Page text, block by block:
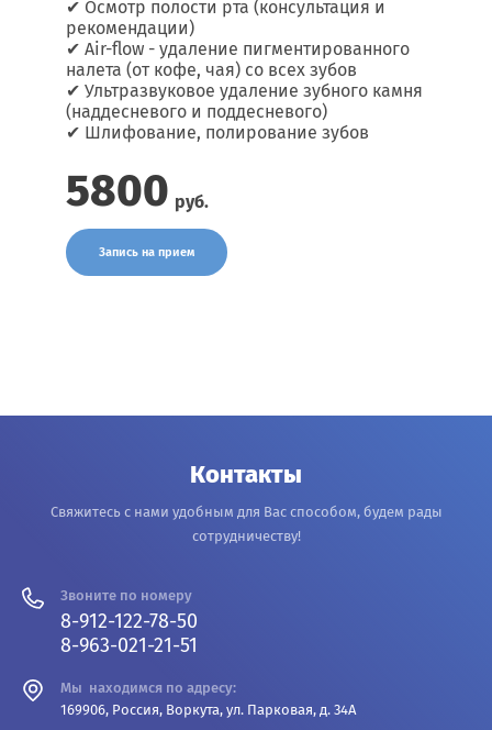
✔ Осмотр полости рта (консультация и
рекомендации)
✔ Air-flow - удаление пигментированного
налета (от кофе, чая) со всех зубов
✔ Ультразвуковое удаление зубного камня
(наддесневого и поддесневого)
✔ Шлифование, полирование зубов
5800 руб.
Запись на прием
Контакты
Свяжитесь с нами удобным для Вас способом, будем рады
сотрудничеству!
Звоните по номеру
8-912-122-78-50
8-963-021-21-51
Мы находимся по адресу:
169906, Россия, Воркута, ул. Парковая, д. 34А